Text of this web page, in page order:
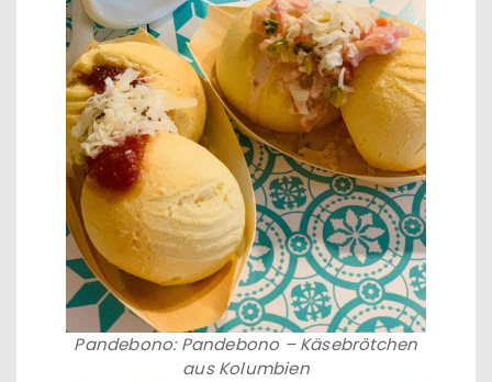
Pandebono: Pandebono – Käsebrötchen
aus Kolumbien